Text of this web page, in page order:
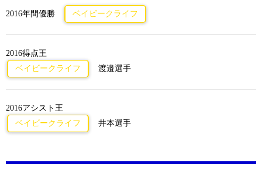
2016年間優勝 ベイビークライフ
2016得点王
ベイビークライフ
渡邉選手
2016アシスト王
ベイビークライフ
井本選手